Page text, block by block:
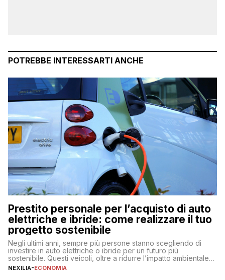
POTREBBE INTERESSARTI ANCHE
Prestito personale per l’acquisto di auto
elettriche e ibride: come realizzare il tuo
progetto sostenibile
Negli ultimi anni, sempre più persone stanno scegliendo di
investire in auto elettriche o ibride per un futuro più
sostenibile. Questi veicoli, oltre a ridurre l’impatto ambientale,
offrono vantaggi economici a lungo termine, come minori costi
NEXILIA-ECONOMIA